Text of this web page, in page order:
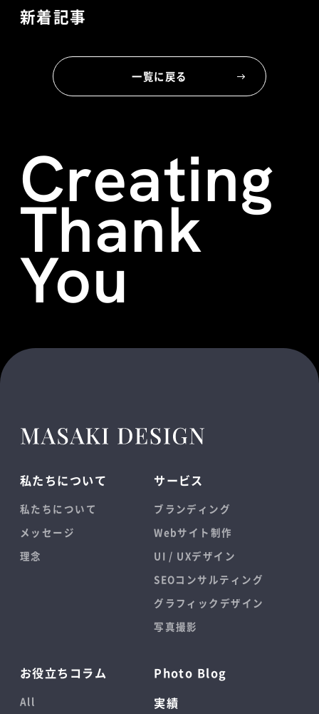
新着記事
一覧に戻る
Creating
Thank
You
私たちについて
私たちについて
メッセージ
理念
サービス
ブランディング
Webサイト制作
UI / UXデザイン
SEOコンサルティング
グラフィックデザイン
写真撮影
お役立ちコラム
All
Photo Blog
実績